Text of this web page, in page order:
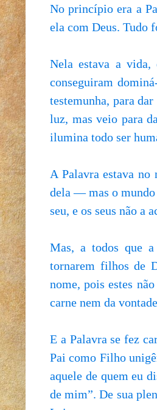
No princípio era a
ela com Deus. Tudo
Nela estava a
conseguiram
testemunha, para
luz, mas veio para
ilumina todo ser
A Palavra estava
dela — mas o mundo
seu, e os seus não a
Mas, a todos que a
tornarem filhos de
nome, pois estes
carne nem da
E a Palavra se fez
Pai como Filho
aquele de quem eu
de mim”. De sua